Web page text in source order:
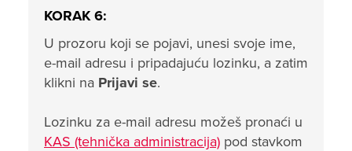
KORAK 6:
U prozoru koji se pojavi, unesi svoje ime,
e-mail adresu i pripadajuću lozinku, a zatim
klikni na Prijavi se.
Lozinku za e-mail adresu možeš pronaći u
KAS (tehnička administracija) pod stavkom